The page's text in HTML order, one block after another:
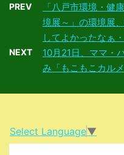
PREV
「八戸市環境・健
境展～」の環境展
してよかったなぁ・
NEXT
10月21日、ママ・
み「もこもこカル
Select Language▼